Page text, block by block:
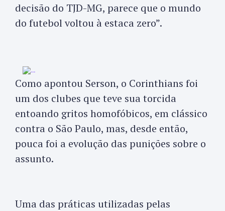
decisão do TJD-MG, parece que o mundo
do futebol voltou à estaca zero”.
Como apontou Serson, o Corinthians foi
um dos clubes que teve sua torcida
entoando gritos homofóbicos, em clássico
contra o São Paulo, mas, desde então,
pouca foi a evolução das punições sobre o
assunto.
Uma das práticas utilizadas pelas